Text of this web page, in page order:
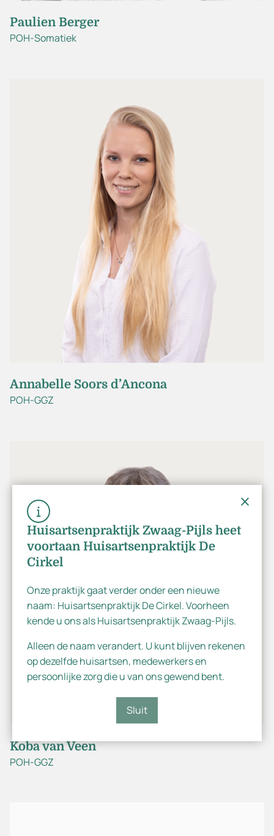
Paulien Berger
POH-Somatiek
Annabelle Soors d’Ancona
POH-GGZ
Koba van Veen
POH-GGZ
Dutch
Huisartsenpraktijk Zwaag-Pijls heet
voortaan Huisartsenpraktijk De
Cirkel
Onze praktijk gaat verder onder een nieuwe
naam: Huisartsenpraktijk De Cirkel. Voorheen
kende u ons als Huisartsenpraktijk Zwaag-Pijls.
Alleen de naam verandert. U kunt blijven rekenen
op dezelfde huisartsen, medewerkers en
persoonlijke zorg die u van ons gewend bent.
Sluit